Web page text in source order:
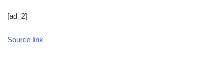
[ad_2]
Source link